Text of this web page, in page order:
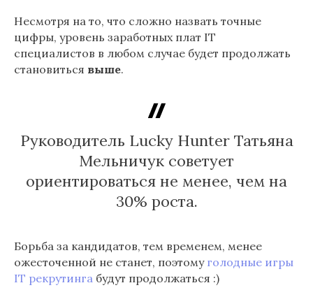
Несмотря на то, что сложно назвать точные
цифры, уровень заработных плат IT
специалистов в любом случае будет продолжать
становиться выше.
Руководитель Lucky Hunter Татьяна
Мельничук советует
ориентироваться не менее, чем на
30% роста.
Борьба за кандидатов, тем временем, менее
ожесточенной не станет, поэтому голодные игры
IT рекрутинга будут продолжаться :)